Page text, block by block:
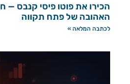
הכירו את פוטו פיסי קנבס —
האהובה של פתח תקווה
לכתבה המלאה »